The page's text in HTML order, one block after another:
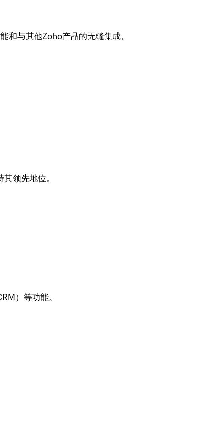
和与其他Zoho产品的无缝集成。
领先地位。
）等功能。